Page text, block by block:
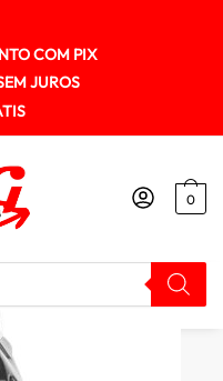
COM PIX
JUROS
0
Aço Carbono Bmw R1250gs 2019+scam Spto285